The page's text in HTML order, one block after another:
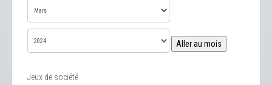
Aller au mois
Jeux de société